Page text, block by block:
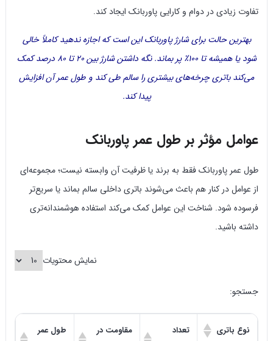
تفاوت زیادی در دوام و کارایی پاوربانک ایجاد کند.
بهترین حالت برای شارژ پاوربانک این است که اجازه ندهید کاملاً خالی
شود یا همیشه تا ۱۰۰٪ پر بماند. نگه داشتن شارژ بین ۲۰ تا ۸۰ درصد کمک
می‌کند باتری چرخه‌های بیشتری را سالم طی کند و طول عمر آن افزایش
پیدا کند.
عوامل مؤثر بر طول عمر پاوربانک
طول عمر پاوربانک فقط به برند یا ظرفیت آن وابسته نیست؛ مجموعه‌ای
از عوامل در کنار هم باعث می‌شوند باتری داخلی سالم بماند یا سریع‌تر
فرسوده شود. شناخت این عوامل کمک می‌کند استفاده هوشمندانه‌تری
داشته باشید.
نمایش محتویات
جستجو:
نوع باتری
تعداد
مقاومت در
طول عمر